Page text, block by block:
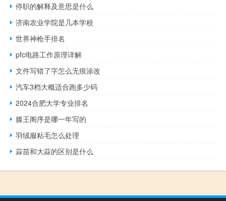
停职的解释及意思是什么
济南农业学院是几本学校
世界神枪手排名
pfc电路工作原理详解
文件写错了字怎么无痕涂改
汽车3档大概适合跑多少码
2024合肥大学专业排名
滕王阁序是哪一年写的
羽绒服粘毛怎么处理
蒜苗和大蒜的区别是什么